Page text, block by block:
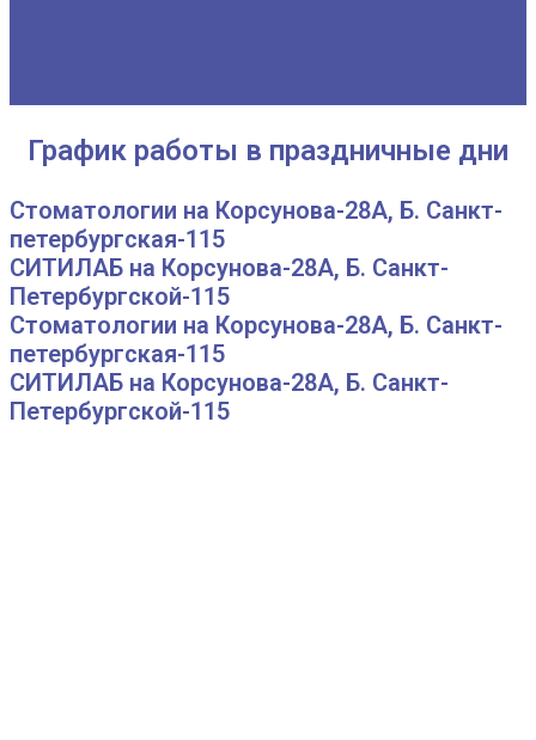
График работы в праздничные дни
Стоматологии на Корсунова-28А, Б. Санкт-
петербургская-115
СИТИЛАБ на Корсунова-28А, Б. Санкт-
Петербургской-115
Стоматологии на Корсунова-28А, Б. Санкт-
петербургская-115
СИТИЛАБ на Корсунова-28А, Б. Санкт-
Петербургской-115